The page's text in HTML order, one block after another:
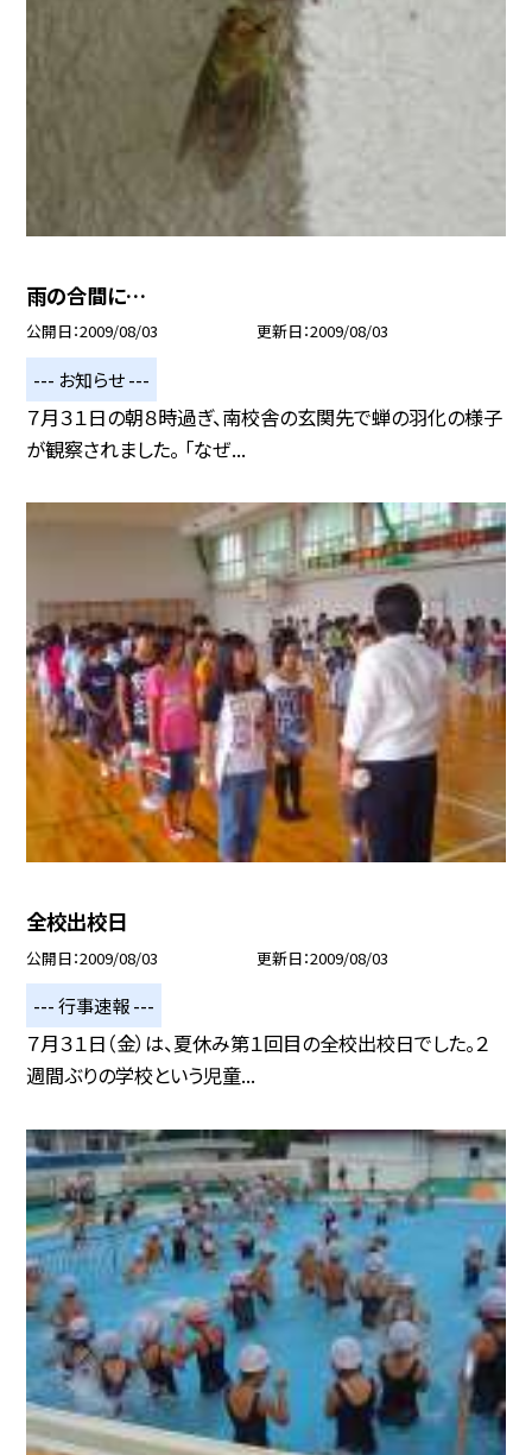
雨の合間に…
公開日 2009/08/03 更新日 2009/08/03
--- お知らせ ---
７月３１日の朝８時過ぎ、南校舎の玄関先で蝉の羽化の様子
が観察されました。 「なぜ...
全校出校日
公開日 2009/08/03 更新日 2009/08/03
--- 行事速報 ---
７月３１日（金）は、夏休み第１回目の全校出校日でした。２
週間ぶりの学校という児童...